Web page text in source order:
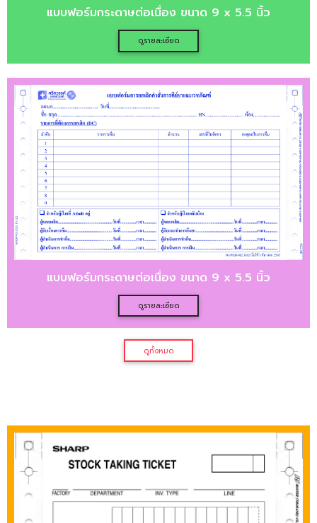
แบบฟอร์มกระดาษต่อเนื่อง ขนาด 9 x 5.5 นิ้ว
ดูรายละเอียด
แบบฟอร์มกระดาษต่อเนื่อง ขนาด 9 x 5.5 นิ้ว
ดูรายละเอียด
ดูทั้งหมด